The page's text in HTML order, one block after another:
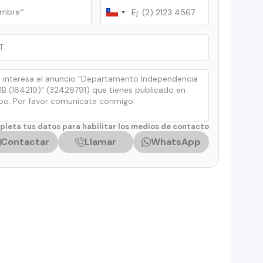
Chile
+56
tus datos para habilitar los medios de contacto
Contactar Llamar WhatsApp